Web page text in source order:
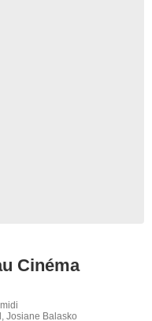
Cinéma
Josiane Balasko